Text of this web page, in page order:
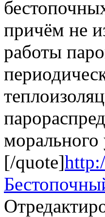
причём не
работы
морального
[/quote]